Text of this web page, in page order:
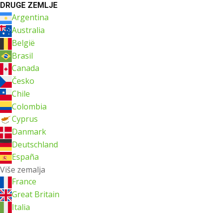
DRUGE ZEMLJE
Argentina
Australia
België
Brasil
Canada
Česko
Chile
Colombia
Cyprus
Danmark
Deutschland
España
Više zemalja
France
Great Britain
Italia